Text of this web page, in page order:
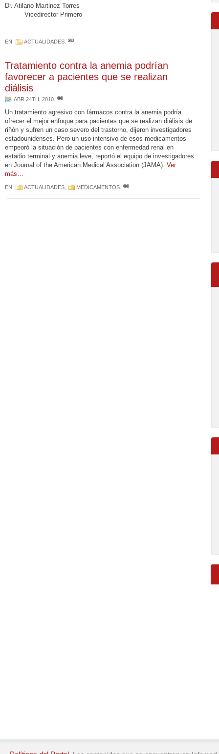
Dr. Atilano Martinez Torres
Vicedirector Primero
EN: ACTUALIDADES
Tratamiento contra la anemia podrían
favorecer a pacientes que se realizan
diálisis
ABR 24TH, 2010
Un tratamiento agresivo con fármacos contra la anemia podría
ofrecer el mejor enfoque para pacientes que se realizan diálisis de
riñón y sufren un caso severo del trastorno, dijeron investigadores
estadounidenses. Pero un uso intensivo de esos medicamentos
empeoró la situación de pacientes con enfermedad renal en
estadio terminal y anemia leve, reportó el equipo de investigadores
en Journal of the American Medical Association (JAMA). Ver
más…
EN: ACTUALIDADES MEDICAMENTOS